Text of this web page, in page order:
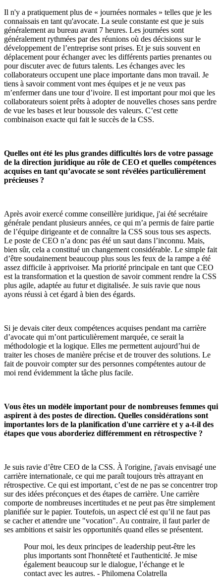
Il n'y a pratiquement plus de « journées normales » telles que je les
connaissais en tant qu'avocate. La seule constante est que je suis
généralement au bureau avant 7 heures. Les journées sont
généralement rythmées par des réunions où des décisions sur le
développement de l’entreprise sont prises. Et je suis souvent en
déplacement pour échanger avec les différents parties prenantes ou
pour discuter avec de futurs talents. Les échanges avec les
collaborateurs occupent une place importante dans mon travail. Je
tiens à savoir comment vont mes équipes et je ne veux pas
m’enfermer dans une tour d’ivoire. Il est important pour moi que les
collaborateurs soient prêts à adopter de nouvelles choses sans perdre
de vue les bases et leur boussole des valeurs. C’est cette
combinaison exacte qui fait le succès de la CSS.
Quelles ont été les plus grandes difficultés lors de votre passage
de la direction juridique au rôle de CEO et quelles compétences
acquises en tant qu’avocate se sont révélées particulièrement
précieuses ?
Après avoir exercé comme conseillère juridique, j'ai été secrétaire
générale pendant plusieurs années, ce qui m’a permis de faire partie
de l’équipe dirigeante et de connaître la CSS sous tous ses aspects.
Le poste de CEO n’a donc pas été un saut dans l’inconnu. Mais,
bien sûr, cela a constitué un changement considérable. Le simple fait
d’être soudainement beaucoup plus sous les feux de la rampe a été
assez difficile à apprivoiser. Ma priorité principale en tant que CEO
est la transformation et la question de savoir comment rendre la CSS
plus agile, adaptée au futur et digitalisée. Je suis ravie que nous
ayons réussi à cet égard à bien des égards.
Si je devais citer deux compétences acquises pendant ma carrière
d’avocate qui m’ont particulièrement marquée, ce serait la
méthodologie et la logique. Elles me permettent aujourd’hui de
traiter les choses de manière précise et de trouver des solutions. Le
fait de pouvoir compter sur des personnes compétentes autour de
moi rend évidemment la tâche plus facile.
Vous êtes un modèle important pour de nombreuses femmes qui
aspirent à des postes de direction. Quelles considérations sont
importantes lors de la planification d'une carrière et y a-t-il des
étapes que vous aborderiez différemment en rétrospective ?
Je suis ravie d’être CEO de la CSS. À l'origine, j'avais envisagé une
carrière internationale, ce qui me paraît toujours très attrayant en
rétrospective. Ce qui est important, c’est de ne pas se concentrer trop
sur des idées préconçues et des étapes de carrière. Une carrière
comporte de nombreuses incertitudes et ne peut pas être simplement
planifiée sur le papier. Toutefois, un aspect clé est qu’il ne faut pas
se cacher et attendre une "vocation". Au contraire, il faut parler de
ses ambitions et saisir les opportunités quand elles se présentent.
Pour moi, les deux principes de leadership peut-être les
plus importants sont l'honnêteté et l'authenticité. Je mise
également beaucoup sur le dialogue, l’échange et le
contact avec les autres. - Philomena Colatrella